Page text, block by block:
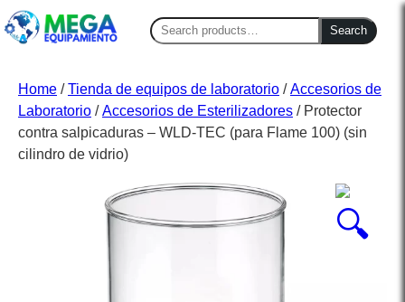
Search
for:
Search
Home /Tienda de equipos de laboratorio /Accesorios de
Laboratorio /Accesorios de Esterilizadores / Protector
contra salpicaduras – WLD-TEC (para Flame 100) (sin
cilindro de vidrio)